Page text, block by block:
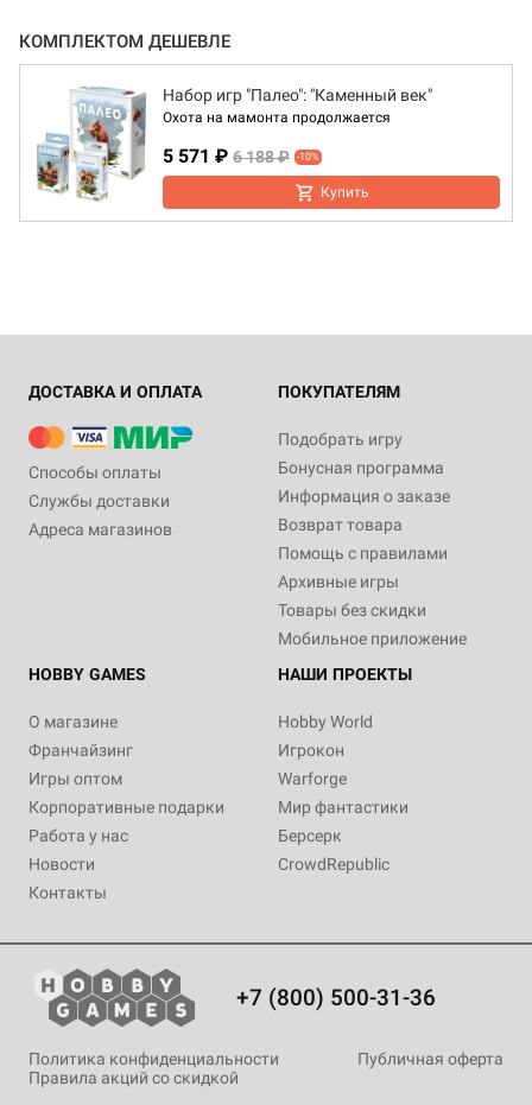
КОМПЛЕКТОМ ДЕШЕВЛЕ
Набор игр "Палео": "Каменный век"
Охота на мамонта продолжается
5 571 ₽ 6 188 ₽ -10%
Купить
ДОСТАВКА И ОПЛАТА
Способы оплаты
Службы доставки
Адреса магазинов
ПОКУПАТЕЛЯМ
Подобрать игру
Бонусная программа
Информация о заказе
Возврат товара
Помощь с правилами
Архивные игры
Товары без скидки
Мобильное приложение
HOBBY GAMES
О магазине
Франчайзинг
Игры оптом
Корпоративные подарки
Работа у нас
Новости
Контакты
НАШИ ПРОЕКТЫ
Hobby World
Игрокон
Warforge
Мир фантастики
Берсерк
CrowdRepublic
+7 (800) 500-31-36
Политика конфиденциальности
Публичная оферта
Правила акций со скидкой